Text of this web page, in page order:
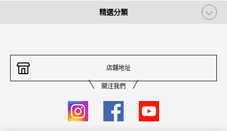
精選分類
店舖地址
關注我們